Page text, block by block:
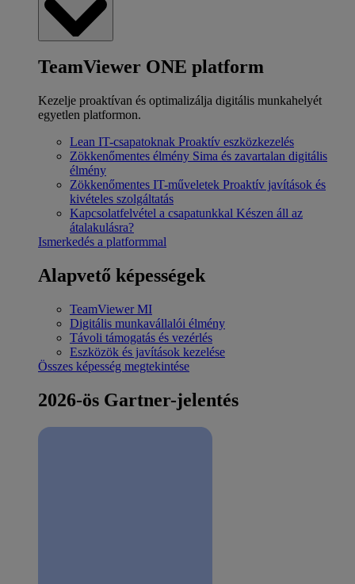
TeamViewer ONE platform
Kezelje proaktívan és optimalizálja digitális munkahelyét
egyetlen platformon.
Lean IT-csapatoknak Proaktív eszközkezelés
Zökkenőmentes élmény Sima és zavartalan digitális
élmény
Zökkenőmentes IT-műveletek Proaktív javítások és
kivételes szolgáltatás
Kapcsolatfelvétel a csapatunkkal Készen áll az
átalakulásra?
Ismerkedés a platformmal
Alapvető képességek
TeamViewer MI
Digitális munkavállalói élmény
Távoli támogatás és vezérlés
Eszközök és javítások kezelése
Összes képesség megtekintése
2026-ös Gartner-jelentés